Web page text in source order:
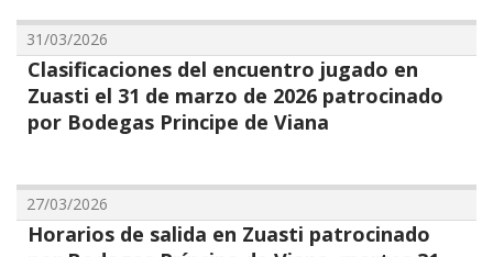
31/03/2026
Clasificaciones del encuentro jugado en
Zuasti el 31 de marzo de 2026 patrocinado
por Bodegas Principe de Viana
27/03/2026
Horarios de salida en Zuasti patrocinado